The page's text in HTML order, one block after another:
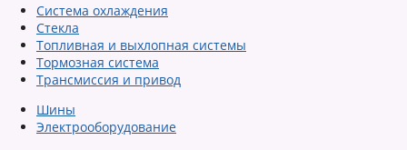
Система охлаждения
Стекла
Топливная и выхлопная системы
Тормозная система
Трансмиссия и привод
Шины
Электрооборудование